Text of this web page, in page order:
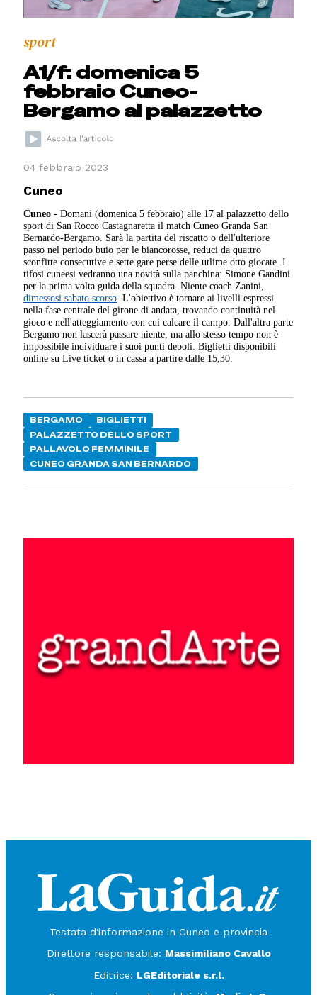
sport
A1/f: domenica 5
febbraio Cuneo-
Bergamo al palazzetto
04 febbraio 2023
Cuneo
Cuneo - Domani (domenica 5 febbraio) alle 17 al palazzetto dello
sport di San Rocco Castagnaretta il match Cuneo Granda San
Bernardo-Bergamo. Sarà la partita del riscatto o dell'ulteriore
passo nel periodo buio per le biancorosse, reduci da quattro
sconfitte consecutive e sette gare perse delle utlime otto giocate. I
tifosi cuneesi vedranno una novità sulla panchina: Simone Gandini
per la prima volta guida della squadra. Niente coach Zanini,
dimessosi sabato scorso . L'obiettivo è tornare ai livelli espressi
nella fase centrale del girone di andata, trovando continuità nel
gioco e nell'atteggiamento con cui calcare il campo. Dall'altra parte
Bergamo non lascerà passare niente, ma allo stesso tempo non è
impossibile individuare i suoi punti deboli. Biglietti disponibili
online su Live ticket o in cassa a partire dalle 15,30.
BERGAMO
BIGLIETTI
PALAZZETTO DELLO SPORT
PALLAVOLO FEMMINILE
CUNEO GRANDA SAN BERNARDO
Testata d'informazione in Cuneo e provincia
Direttore responsabile: Massimiliano Cavallo
Editrice: LGEditoriale s.r.l.